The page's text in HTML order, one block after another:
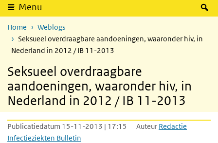
Menu
Home
Weblogs
Seksueel overdraagbare aandoeningen, waaronder hiv, in
Nederland in 2012 / IB 11-2013
Seksueel overdraagbare
aandoeningen, waaronder hiv, in
Nederland in 2012 / IB 11-2013
Publicatiedatum 15-11-2013 | 17:15 Auteur Redactie
Infectieziekten Bulletin